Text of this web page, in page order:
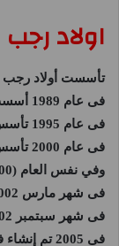
اولاد رجب
تأسست أولاد رجب
فى عام 1989 أسست الشركة اول فروعها فى نشاط تجارة التجزئة فى منطقة مصر الجديدة فى 162 شارع النزهة
فى عام 1995 تأسس فرع مدينة نصر الأول فى 129و131 شارع مصطفى النحاس
فى عام 2000 تأسس أول فرع بالجيزة فى 15 شارع مراد
وفي نفس العام (2000) تم إنشاء فرع الجملة العام بالقاهرة بطريقالاسماعيلية على مساحة 36000 متر مربع
فى شهر مارس 2002 تم إنشاء فرع المعادي فى 6 شارع اللاسلكي
فى شهر سبتمبر 2002 تم إنشاء فرع الميرغنى فى 101 شارع الميرغ
فى 2005 تم إنشاء فرع السيدة زينب فى 208 شارع بور سعيد